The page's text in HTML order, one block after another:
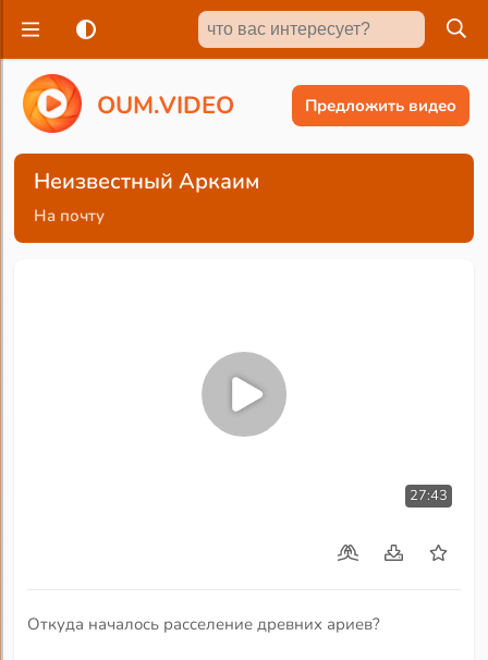
OUM.VIDEO Предложить видео
Неизвестный Аркаим
На почту
27:43
Откуда началось расселение древних ариев?